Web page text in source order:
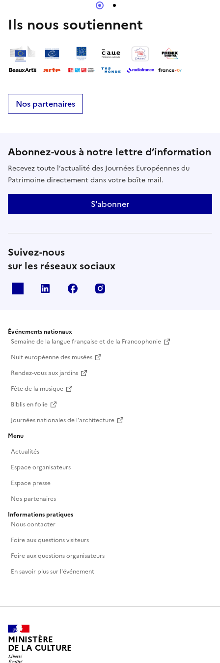
Ils nous soutiennent
Nos partenaires
Abonnez-vous à notre lettre d’information
Recevez toute l’actualité des Journées Européennes du
Patrimoine directement dans votre boîte mail.
S'abonner
Suivez-nous
sur les réseaux sociaux
Linkedin Facebook
Événements nationaux
Semaine de la langue française et de la Francophonie
Nuit européenne des musées
Rendez-vous aux jardins
Fête de la musique
Biblis en folie
Journées nationales de l'architecture
Menu
Actualités
Espace organisateurs
Espace presse
Nos partenaires
Informations pratiques
Nous contacter
Foire aux questions visiteurs
Foire aux questions organisateurs
En savoir plus sur l'événement
MINISTÈRE
DE LA CULTURE